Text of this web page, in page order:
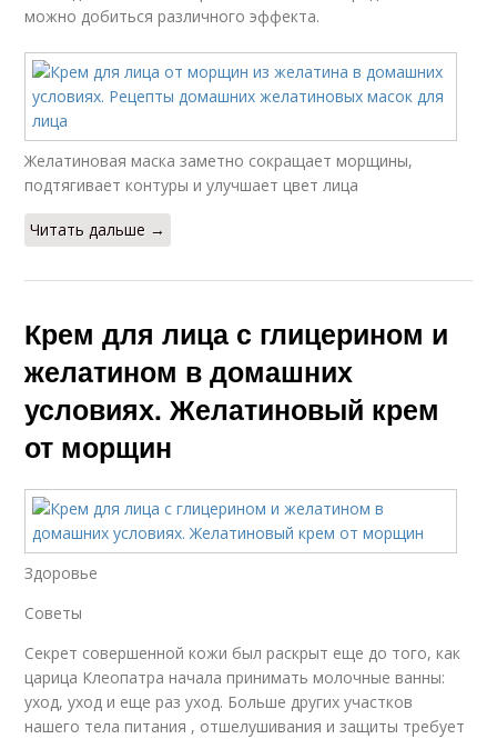
можно добиться различного эффекта.
Желатиновая маска заметно сокращает морщины,
подтягивает контуры и улучшает цвет лица
Читать дальше →
Крем для лица с глицерином и
желатином в домашних
условиях. Желатиновый крем
от морщин
Здоровье
Советы
Секрет совершенной кожи был раскрыт еще до того, как
царица Клеопатра начала принимать молочные ванны:
уход, уход и еще раз уход. Больше других участков
нашего тела питания , отшелушивания и защиты требует